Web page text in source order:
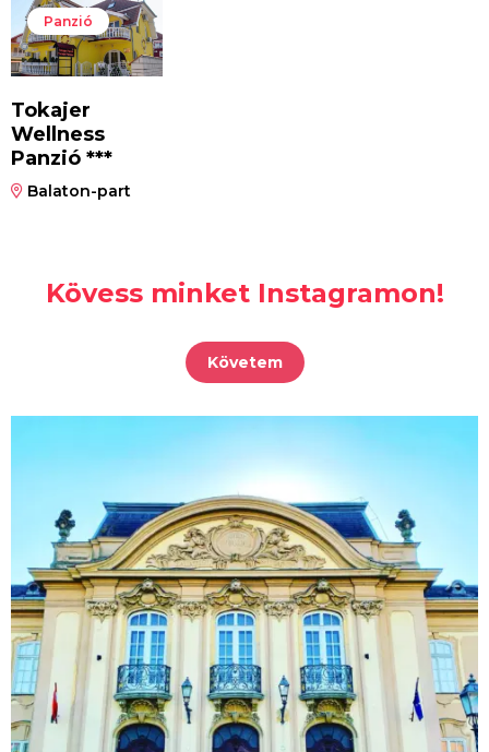
Panzió
Tokajer
Wellness
Panzió ***
Balaton-part
Kövess minket Instagramon!
Követem